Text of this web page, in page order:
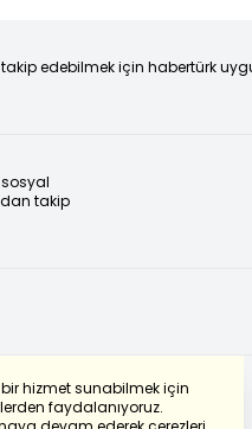
hizmet sunabilmek için
faydalanıyoruz.
edebilmek için habertürk
takip